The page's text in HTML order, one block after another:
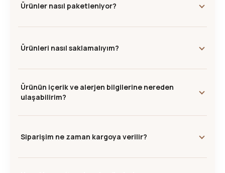
Ürünler nasıl paketleniyor?
Ürünleri nasıl saklamalıyım?
Ürünün içerik ve alerjen bilgilerine nereden
ulaşabilirim?
Siparişim ne zaman kargoya verilir?